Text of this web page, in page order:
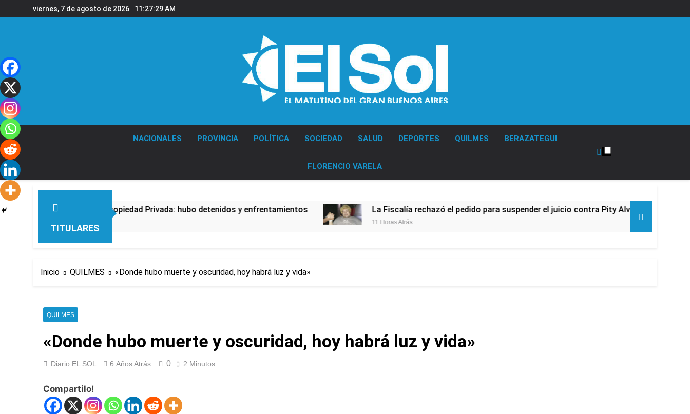
al
viernes, 7 de agosto de 2026 11:27:30 AM
NACIONALES PROVINCIA POLÍTICA SOCIEDAD SALUD DEPORTES QUILMES BERAZATEGUI
FLORENCIO VARELA
TITULARES
contra la Ley de Propiedad Privada: hubo detenidos y enfrentamientos La Fiscalía rechazó el pedido para suspender el juicio contra Pity Alvarez
11 Horas Atrás
Inicio QUILMES «Donde hubo muerte y oscuridad, hoy habrá luz y vida»
QUILMES
«Donde hubo muerte y oscuridad, hoy habrá luz y vida»
Diario EL SOL 6 Años Atrás 0 2 Minutos
Compartilo!